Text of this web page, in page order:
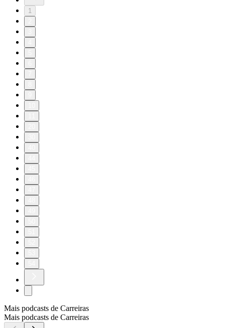
1
Mais podcasts de Carreiras
Mais podcasts de Carreiras